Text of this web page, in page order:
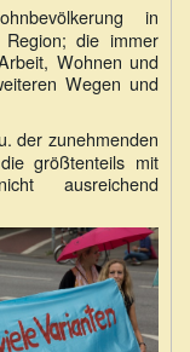
in
die immer
Wohnen und
Wegen und
der zunehmenden
größtenteils mit
ausreichend